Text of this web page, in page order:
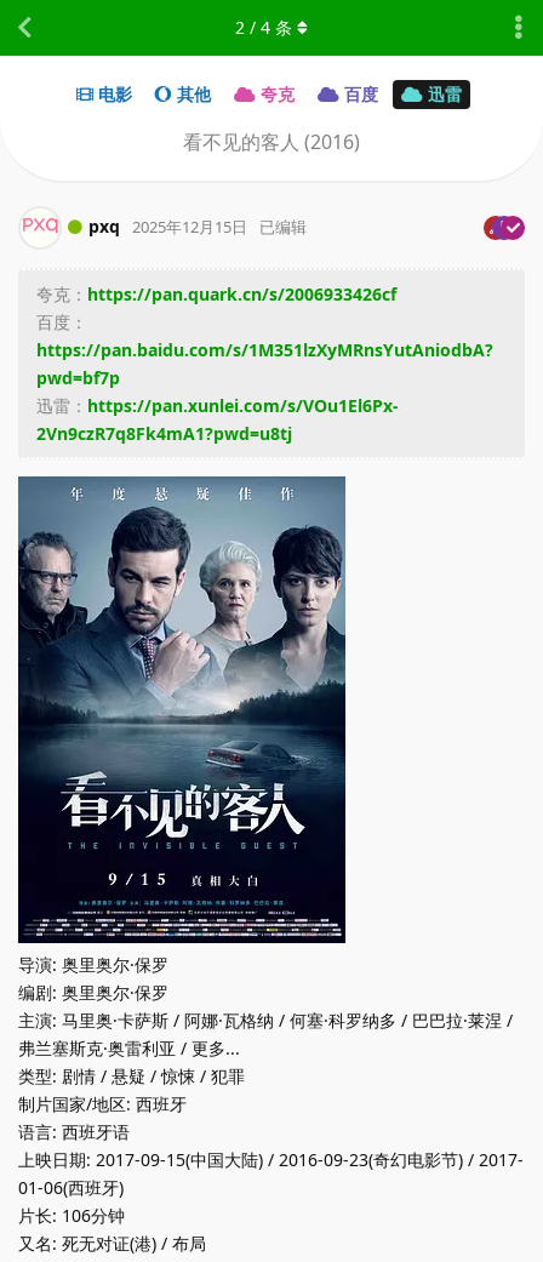
电影 其他 夸克 百度 迅雷
看不见的客人 (2016)
2 / 4 条
pxq 2025年12月15日 已编辑
夸克： https://pan.quark.cn/s/2006933426cf
百度：
https://pan.baidu.com/s/1M351lzXyMRnsYutAniodbA?
pwd=bf7p
迅雷： https://pan.xunlei.com/s/VOu1El6Px-
2Vn9czR7q8Fk4mA1?pwd=u8tj
导演: 奥里奥尔·保罗
编剧: 奥里奥尔·保罗
主演: 马里奥·卡萨斯 / 阿娜·瓦格纳 / 何塞·科罗纳多 / 巴巴拉·莱涅 /
弗兰塞斯克·奥雷利亚 / 更多...
类型: 剧情 / 悬疑 / 惊悚 / 犯罪
制片国家/地区: 西班牙
语言: 西班牙语
上映日期: 2017-09-15(中国大陆) / 2016-09-23(奇幻电影节) / 2017-
01-06(西班牙)
片长: 106分钟
又名: 死无对证(港) / 布局